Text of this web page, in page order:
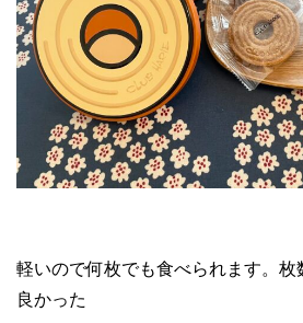
軽いので何枚でも食べられます。
良かった